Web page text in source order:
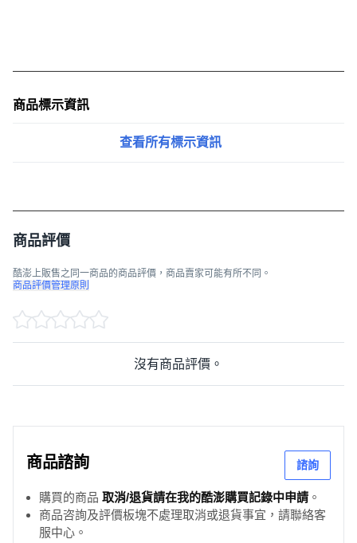
商品標示資訊
查看所有標示資訊
商品評價
酷澎上販售之同一商品的商品評價，商品賣家可能有所不同。
商品評價管理原則
沒有商品評價。
商品諮詢 諮詢
購買的商品 取消/退貨請在我的酷澎購買記錄中申請 。
商品咨詢及評價板塊不處理取消或退貨事宜，請聯絡客
服中心。